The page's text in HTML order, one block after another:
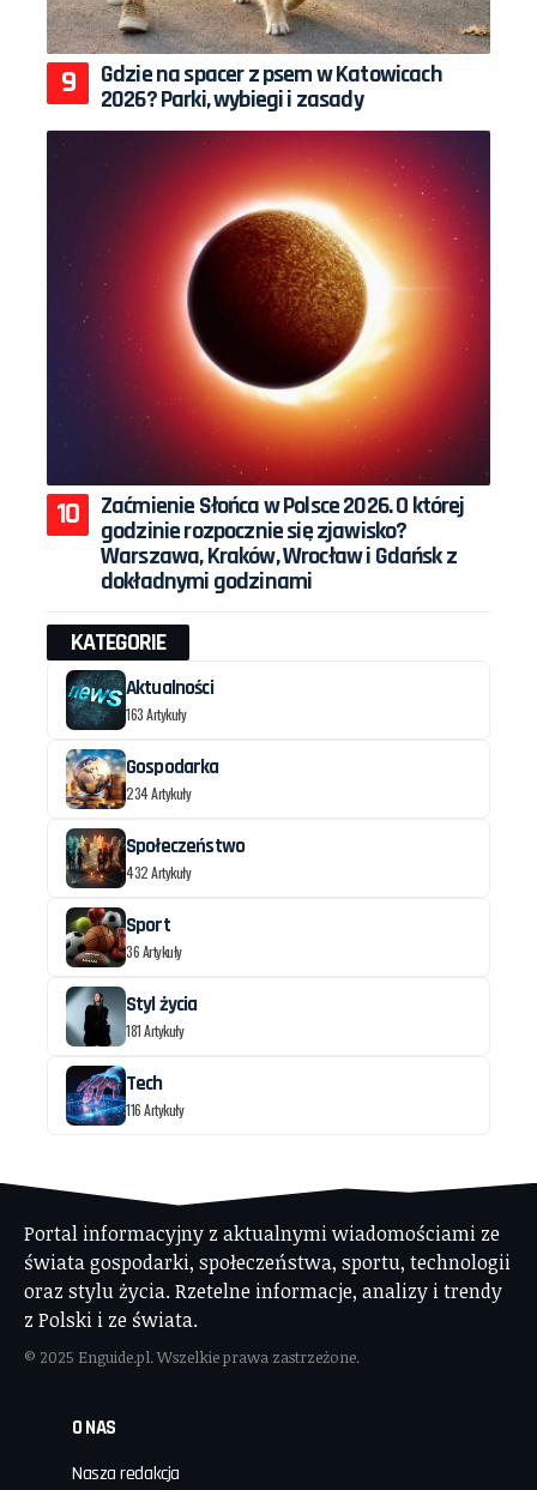
Gdzie na spacer z psem w Katowicach
2026? Parki, wybiegi i zasady
Zaćmienie Słońca w Polsce 2026. O której
godzinie rozpocznie się zjawisko?
Warszawa, Kraków, Wrocław i Gdańsk z
dokładnymi godzinami
KATEGORIE
Aktualności
163 Artykuły
Gospodarka
234 Artykuły
Społeczeństwo
432 Artykuły
Sport
36 Artykuły
Styl życia
181 Artykuły
Tech
116 Artykuły
Portal informacyjny z aktualnymi wiadomościami ze
świata gospodarki, społeczeństwa, sportu, technologii
oraz stylu życia. Rzetelne informacje, analizy i trendy
z Polski i ze świata.
© 2025 Enguide.pl. Wszelkie prawa zastrzeżone.
O NAS
Nasza redakcja